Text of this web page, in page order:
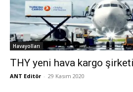
Havayolları
THY yeni hava kargo
ANT Editör - 29 Kasım 2020